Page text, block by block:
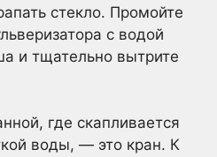
стекло. Промойте
с водой
и тщательно вытрите
где скапливается
воды, — это кран. К